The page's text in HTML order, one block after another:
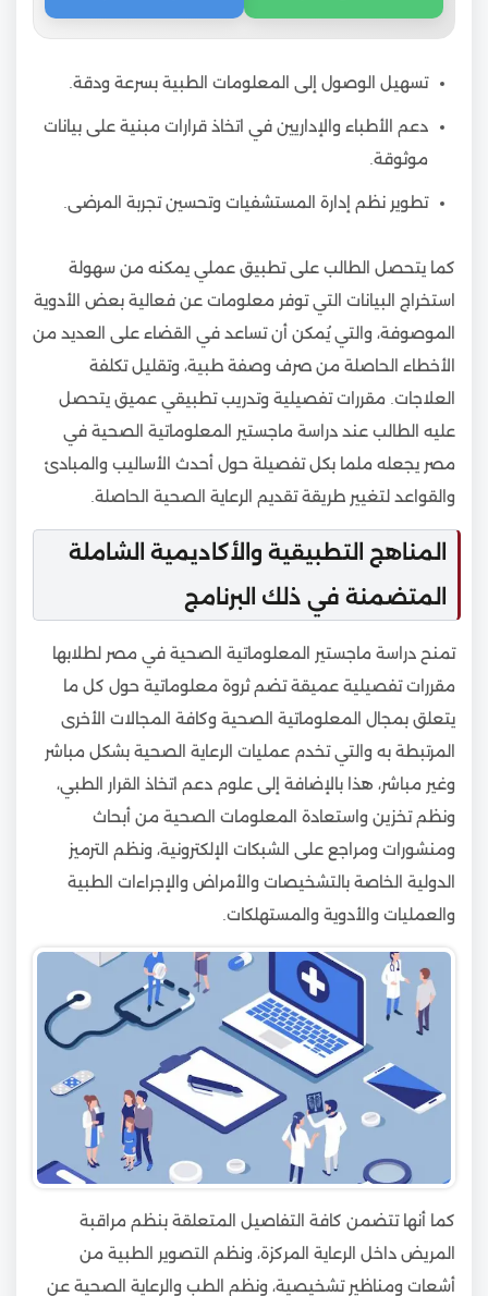
تسهيل الوصول إلى المعلومات الطبية بسرعة ودقة.
دعم الأطباء والإداريين في اتخاذ قرارات مبنية على بيانات
موثوقة.
تطوير نظم إدارة المستشفيات وتحسين تجربة المرضى.
كما يتحصل الطالب على تطبيق عملي يمكنه من سهولة
استخراج البيانات التي توفر معلومات عن فعالية بعض الأدوية
الموصوفة، والتي يُمكن أن تساعد في القضاء على العديد من
الأخطاء الحاصلة من صرف وصفة طبية، وتقليل تكلفة
العلاجات. مقررات تفصيلية وتدريب تطبيقي عميق يتحصل
عليه الطالب عند دراسة ماجستير المعلوماتية الصحية في
مصر يجعله ملما بكل تفصيلة حول أحدث الأساليب والمبادئ
والقواعد لتغيير طريقة تقديم الرعاية الصحية الحاصلة.
المناهج التطبيقية والأكاديمية الشاملة
المتضمنة في ذلك البرنامج
تمنح دراسة ماجستير المعلوماتية الصحية في مصر لطلابها
مقررات تفصيلية عميقة تضم ثروة معلوماتية حول كل ما
يتعلق بمجال المعلوماتية الصحية وكافة المجالات الأخرى
المرتبطة به والتي تخدم عمليات الرعاية الصحية بشكل مباشر
وغير مباشر، هذا بالإضافة إلى علوم دعم اتخاذ القرار الطبي،
ونظم تخزين واستعادة المعلومات الصحية من أبحاث
ومنشورات ومراجع على الشبكات الإلكترونية، ونظم الترميز
الدولية الخاصة بالتشخيصات والأمراض والإجراءات الطبية
والعمليات والأدوية والمستهلكات.
كما أنها تتضمن كافة التفاصيل المتعلقة بنظم مراقبة
المريض داخل الرعاية المركزة، ونظم التصوير الطبية من
أشعات ومناظير تشخيصية، ونظم الطب والرعاية الصحية عن